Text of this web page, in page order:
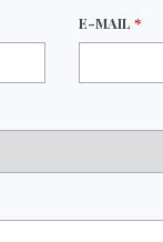
E-MAIL*